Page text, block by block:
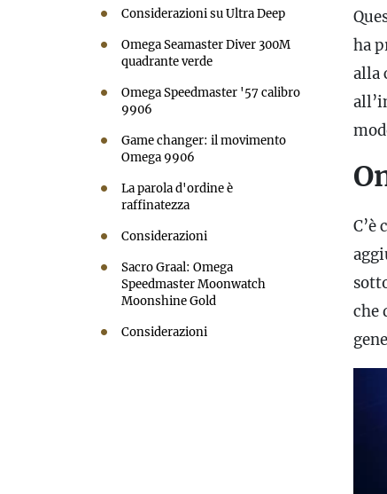
Considerazioni su Ultra Deep
Omega Seamaster Diver 300M
quadrante verde
Omega Speedmaster '57 calibro
9906
Game changer: il movimento
Omega 9906
La parola d'ordine è
raffinatezza
Considerazioni
Sacro Graal: Omega
Speedmaster Moonwatch
Moonshine Gold
Considerazioni
ha
alla
C’è
che